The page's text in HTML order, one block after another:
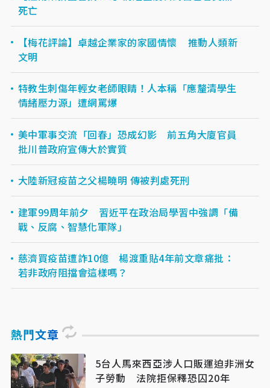
死亡
【梅花評論】卓越企業家的家國情懷 推動人類新
文明
特教生刺傷年輕女老師眼睛！人本稱「應釐清學生
情緒壓力源」遭網罵爆
美中軍事交流「回春」恐成幻影 前五角大廈官員
批川普政府宣傳大於實質
大陸新冠疫苗之父楊曉明 傳被判處死刑
建軍99周年前夕 習近平在政治局學習中強調「備
戰、反腐、智慧化軍隊」
慈濟買疫苗遭詐10億 楊渡重貼4年前文章痛批：
若非政府阻擋會這樣嗎？
熱門文章
5台人馬來西亞涉人口販運迫非洲女
子勞動 法院拒保釋恐囚20年